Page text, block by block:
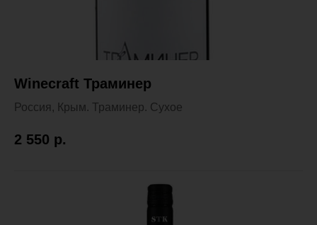
Winecraft Траминер
Россия, Крым. Траминер. Сухое
2 550 р.